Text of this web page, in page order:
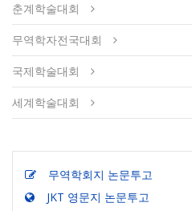
춘계학술대회
무역학자전국대회
국제학술대회
세계학술대회
무역학회지 논문투고
JKT 영문지 논문투고